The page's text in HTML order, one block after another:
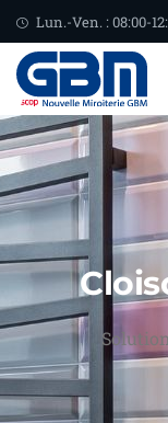
Lun.-Ven. : 08:00-